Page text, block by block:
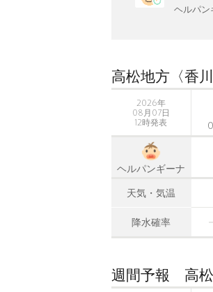
ヘルパン
高松地方〈香川
2026年
08月07日
12時発表
ヘルパンギーナ
天気・気温
降水確率
週間予報 高松